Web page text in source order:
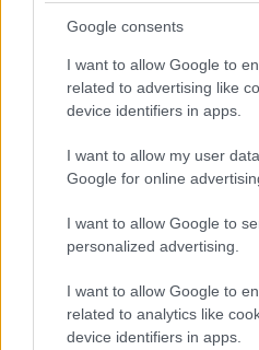
Google consents
I want to allow Google to
related to advertising like
device identifiers in apps.
I want to allow my user
Google for online
I want to allow Google to
personalized advertising.
I want to allow Google to
related to analytics like
device identifiers in apps.